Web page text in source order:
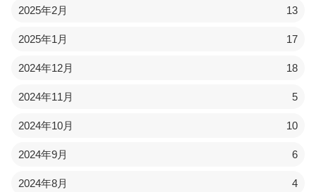
2025年2月 13
2025年1月 17
2024年12月 18
2024年11月 5
2024年10月 10
2024年9月 6
2024年8月 4